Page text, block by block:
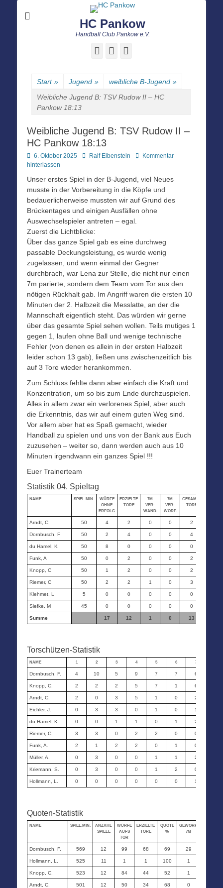
HC Pankow
Handball Club Pankow e.V.
Facebook
Start » Jugend » weibliche B-Jugend »
Weibliche Jugend B: TSV Rudow II – HC
Pankow 18:13
Weibliche Jugend B: TSV Rudow II –
HC Pankow 18:13
Posted
on
6. Oktober 2025 AutorRalf Eibenstein
Kommentar
hinterlassen
Unser erstes Spiel in der B-Jugend, viel Neues
musste in der Vorbereitung in die Köpfe und
bedauerlicherweise mussten wir auf Grund des
Brückentages und einigen Ausfällen ohne
Auswechselspieler antreten – egal.
Zuerst die Lichtblicke:
Über das ganze Spiel gab es eine durchweg
passable Deckungsleistung, es wurde wenig
zugelassen, und wenn einmal der Gegner
durchbrach, war Lena zur Stelle, die nicht nur einen
7m parierte, sondern dem Team vom Tor aus den
nötigen Rückhalt gab. Im Angriff waren die ersten 10
Minuten der 2. Halbzeit die Messlatte, an der die
Mannschaft eigentlich steht. Das würden wir gerne
über das gesamte Spiel sehen wollen. Teils mutiges 1
gegen 1, laufen ohne Ball und wenige technische
Fehler (von denen es allein in der ersten Halbzeit
leider schon 13 gab), ließen uns zwischenzeitlich bis
auf 3 Tore wieder herankommen.
Zum Schluss fehlte dann aber einfach die Kraft und
Konzentration, um so bis zum Ende durchzuspielen.
Alles in allem zwar ein verlorenes Spiel, aber auch
die Erkenntnis, das wir auf einem guten Weg sind.
Vor allem aber hat es Spaß gemacht, wieder
Handball zu spielen und uns von der Bank aus Euch
zuzusehen – weiter so, dann werden auch aus 10
Minuten irgendwann ein ganzes Spiel !!!
Euer Trainerteam
Statistik 04. Spieltag
NAME SPIEL.MIN.
WÜRFE
OHNE
ERFOLG
ERZIELTE
TORE
7M
VER-
WAND.
7M
VER-
WORF.
GESAMT-
TORE
Arndt, C 50 4 2 0 0 2
Dornbusch, F 50 2 4 0 0 4
du Hamel, K 50 8 0 0 0 0
Funk, A 50 0 2 0 0 2
Knopp, C 50 1 2 0 0 2
Riemer, C 50 2 2 1 0 3
Klehmet, L 5 0 0 0 0 0
Siefke, M 45 0 0 0 0 0
Summe 17 12 1 0 13
Torschützen-Statistik
NAME 1 2 3 4 5 6 7
Dornbusch, F. 4 10 5 9 7 7 6
Knopp, C. 2 2 2 5 7 1 6
Arndt, C. 2 0 3 5 1 0 2
Eichler, J. 0 3 3 0 1 0 1
du Hamel, K. 0 0 1 1 0 1 2
Riemer, C. 3 3 0 2 2 0 0
Funk, A. 2 1 2 2 0 1 0
Müller, A. 0 3 0 0 1 1 2
Kriemann, S. 0 3 0 0 1 2 0
Hollmann, L. 0 0 0 0 0 0 1
Quoten-Statistik
NAME SPIEL.MIN.
ANZAHL
SPIELE
WÜRFE
AUFS
TOR
ERZIELTE
TORE
QUOTE
%
GEWORF.
7M
Dornbusch, F. 569 12 99 68 69 29
Hollmann, L. 525 11 1 1 100 1
Knopp, C. 523 12 84 44 52 1
Arndt, C. 501 12 50 34 68 0